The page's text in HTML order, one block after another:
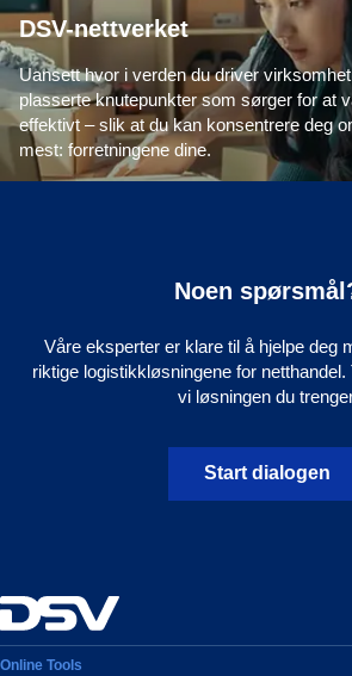
DSV-nettverket
Uansett hvor i verden du driver
plasserte knutepunkter som sørger for at
effektivt – slik at du kan konsentrere deg
mest: forretningene dine.
Noen
Våre eksperter er klare til å hjelpe deg
riktige logistikkløsningene for
vi løsningen du
Start dialogen
Online Tools